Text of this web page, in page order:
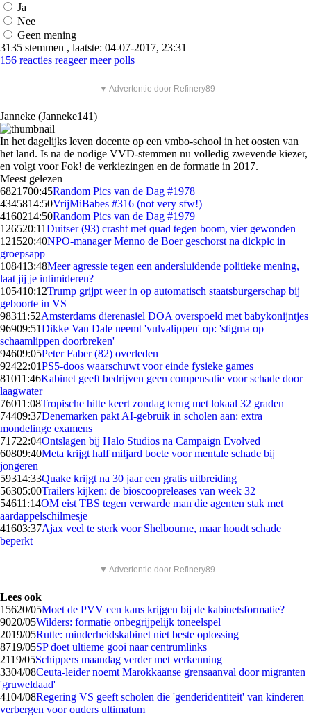
Ja
Nee
Geen mening
3135 stemmen , laatste: 04-07-2017, 23:31
156 reacties reageer meer polls
▼ Advertentie door Refinery89
Janneke (Janneke141)
In het dagelijks leven docente op een vmbo-school in het oosten van
het land. Is na de nodige VVD-stemmen nu volledig zwevende kiezer,
en volgt voor Fok! de verkiezingen en de formatie in 2017.
Meest gelezen
6821700:45Random Pics van de Dag #1978
4345814:50VrijMiBabes #316 (not very sfw!)
4160214:50Random Pics van de Dag #1979
126520:11Duitser (93) crasht met quad tegen boom, vier gewonden
121520:40NPO-manager Menno de Boer geschorst na dickpic in
groepsapp
108413:48Meer agressie tegen een andersluidende politieke mening,
laat jij je intimideren?
105410:12Trump grijpt weer in op automatisch staatsburgerschap bij
geboorte in VS
98311:52Amsterdams dierenasiel DOA overspoeld met babykonijntjes
96909:51Dikke Van Dale neemt 'vulvalippen' op: 'stigma op
schaamlippen doorbreken'
94609:05Peter Faber (82) overleden
92422:01PS5-doos waarschuwt voor einde fysieke games
81011:46Kabinet geeft bedrijven geen compensatie voor schade door
laagwater
76011:08Tropische hitte keert zondag terug met lokaal 32 graden
74409:37Denemarken pakt AI-gebruik in scholen aan: extra
mondelinge examens
71722:04Ontslagen bij Halo Studios na Campaign Evolved
60809:40Meta krijgt half miljard boete voor mentale schade bij
jongeren
59314:33Quake krijgt na 30 jaar een gratis uitbreiding
56305:00Trailers kijken: de bioscoopreleases van week 32
54611:14OM eist TBS tegen verwarde man die agenten stak met
aardappelschilmesje
41603:37Ajax veel te sterk voor Shelbourne, maar houdt schade
beperkt
▼ Advertentie door Refinery89
Lees ook
15620/05Moet de PVV een kans krijgen bij de kabinetsformatie?
9020/05Wilders: formatie onbegrijpelijk toneelspel
2019/05Rutte: minderheidskabinet niet beste oplossing
8719/05SP doet ultieme gooi naar centrumlinks
2119/05Schippers maandag verder met verkenning
3304/08Ceuta-leider noemt Marokkaanse grensaanval door migranten
'gruweldaad'
4104/08Regering VS geeft scholen die 'genderidentiteit' van kinderen
verbergen voor ouders ultimatum